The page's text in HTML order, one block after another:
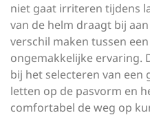
niet gaat irriteren tijdens
van de helm draagt bij
verschil maken tussen
ongemakkelijke ervaring.
bij het selecteren van
letten op de pasvorm en
comfortabel de weg op